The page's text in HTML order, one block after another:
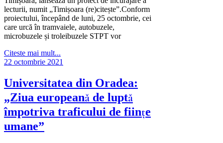
lecturii, numit „Timișoara (re)citește”.Conform
proiectului, începând de luni, 25 octombrie, cei
care urcă în tramvaiele, autobuzele,
microbuzele și troleibuzele STPT vor
Citeste mai mult...
22 octombrie 2021
Universitatea din Oradea:
„Ziua europeană de luptă
împotriva traficului de ființe
umane”